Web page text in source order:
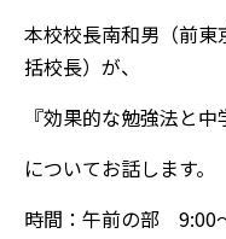
本校校長南和男（前
括校長）が、
『効果的な勉強法と
についてお話します。
時間：午前の部